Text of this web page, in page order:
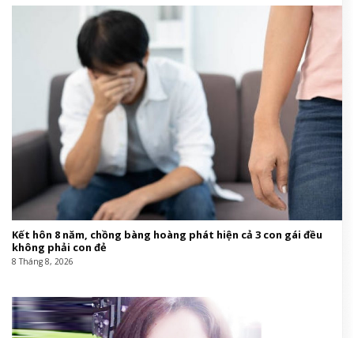
Kết hôn 8 năm, chồng bàng hoàng phát hiện cả 3 con gái đều
không phải con đẻ
8 Tháng 8, 2026